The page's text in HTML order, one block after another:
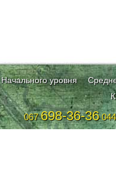
Начального уровня
067698-36-36